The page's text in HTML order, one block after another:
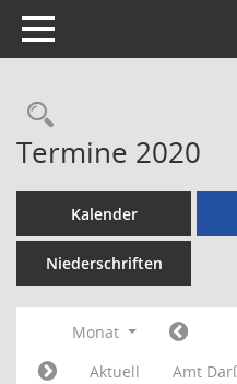
Toggle navigation
Termine 2020
Kalender
Niederschriften
Monat
Aktuell
Amt